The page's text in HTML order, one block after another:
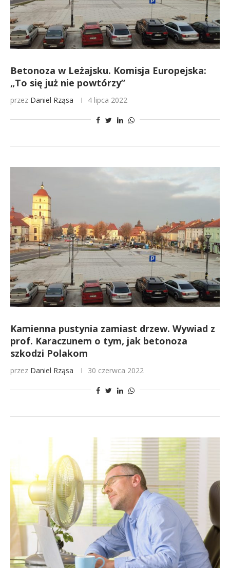
Betonoza w Leżajsku. Komisja Europejska:
„To się już nie powtórzy”
przez Daniel Rząsa 4 lipca 2022
Kamienna pustynia zamiast drzew. Wywiad z
prof. Karaczunem o tym, jak betonoza
szkodzi Polakom
przez Daniel Rząsa 30 czerwca 2022